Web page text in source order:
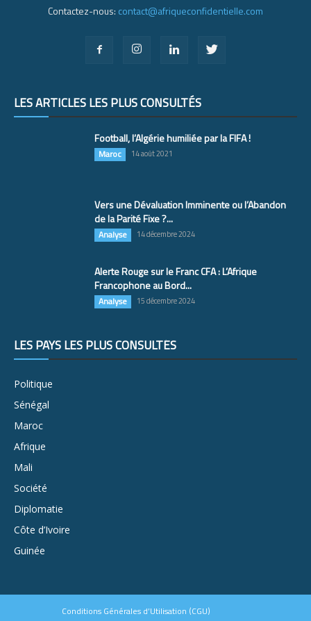
Contactez-nous: contact@afriqueconfidentielle.com
LES ARTICLES LES PLUS CONSULTÉS
Football, l’Algérie humiliée par la FIFA !
Maroc 14 août 2021
Vers une Dévaluation Imminente ou l’Abandon
de la Parité Fixe ?...
Analyse 14 décembre 2024
Alerte Rouge sur le Franc CFA : L’Afrique
Francophone au Bord...
Analyse 15 décembre 2024
LES PAYS LES PLUS CONSULTÉS
Politique
Sénégal
Maroc
Afrique
Mali
Société
Diplomatie
Côte d’Ivoire
Guinée
Conditions Générales d’Utilisation (CGU)